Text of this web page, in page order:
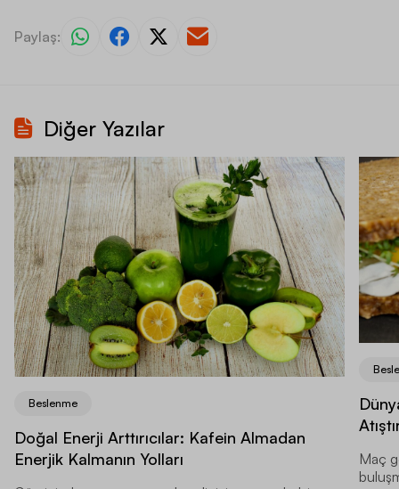
Paylaş:
Diğer Yazılar
Beslenme
Doğal Enerji Arttırıcılar: Kafein Almadan
Enerjik Kalmanın Yolları
Maç